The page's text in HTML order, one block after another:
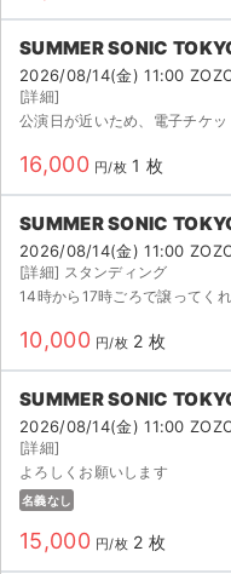
SUMMER SONIC
2026/08/14(金) 11:00
[詳細]
16,000 円/枚 1 枚
SUMMER SONIC
2026/08/14(金) 11:00
[詳細] スタンディング
14時から17時ごろで譲ってく
10,000 円/枚 2 枚
SUMMER SONIC
2026/08/14(金) 11:00
[詳細]
よろしくお願いします
名義なし
15,000 円/枚 2 枚